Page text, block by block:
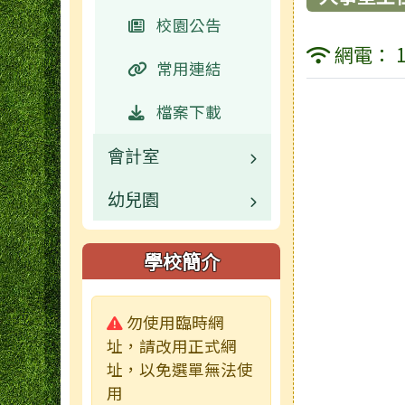
活動相簿
榮譽榜
行事曆
校園影音
公開資訊
檔案下載
常用網頁
常用連結
活動相簿
校園影音
公開資訊
檔案下載
校園公告
常用連結
檔案下載
會計室
業務職掌
校園公告
常用連結
檔案下載
幼兒園
校園公告
業務職掌
活動相簿
榮譽榜
學校簡介
警告:
勿使用臨時網
址，請改用正式網
址，以免選單無法使
用
網電：